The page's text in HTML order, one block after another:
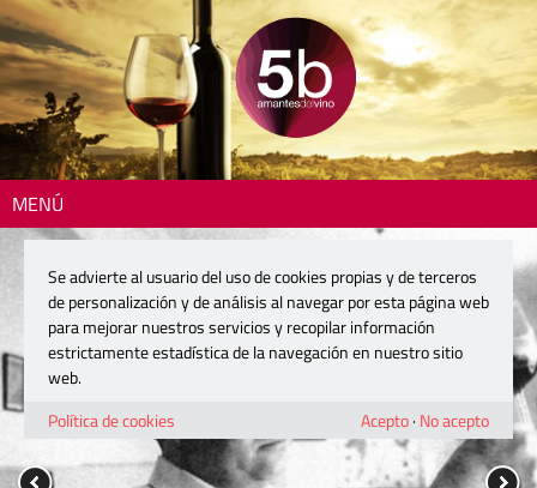
MENÚ
Se advierte al usuario del uso de cookies propias y de terceros
de personalización y de análisis al navegar por esta página web
para mejorar nuestros servicios y recopilar información
estrictamente estadística de la navegación en nuestro sitio
web.
Política de cookies
Acepto· No acepto